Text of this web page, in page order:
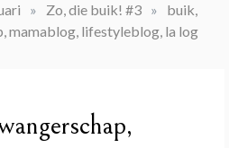
» Zo, die buik! #3 »
buik,
mamablog, lifestyleblog, la log